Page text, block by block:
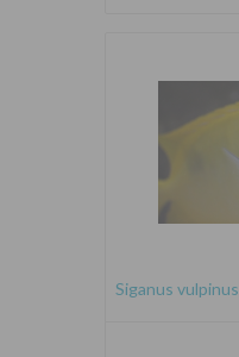
Siganus vulpinus